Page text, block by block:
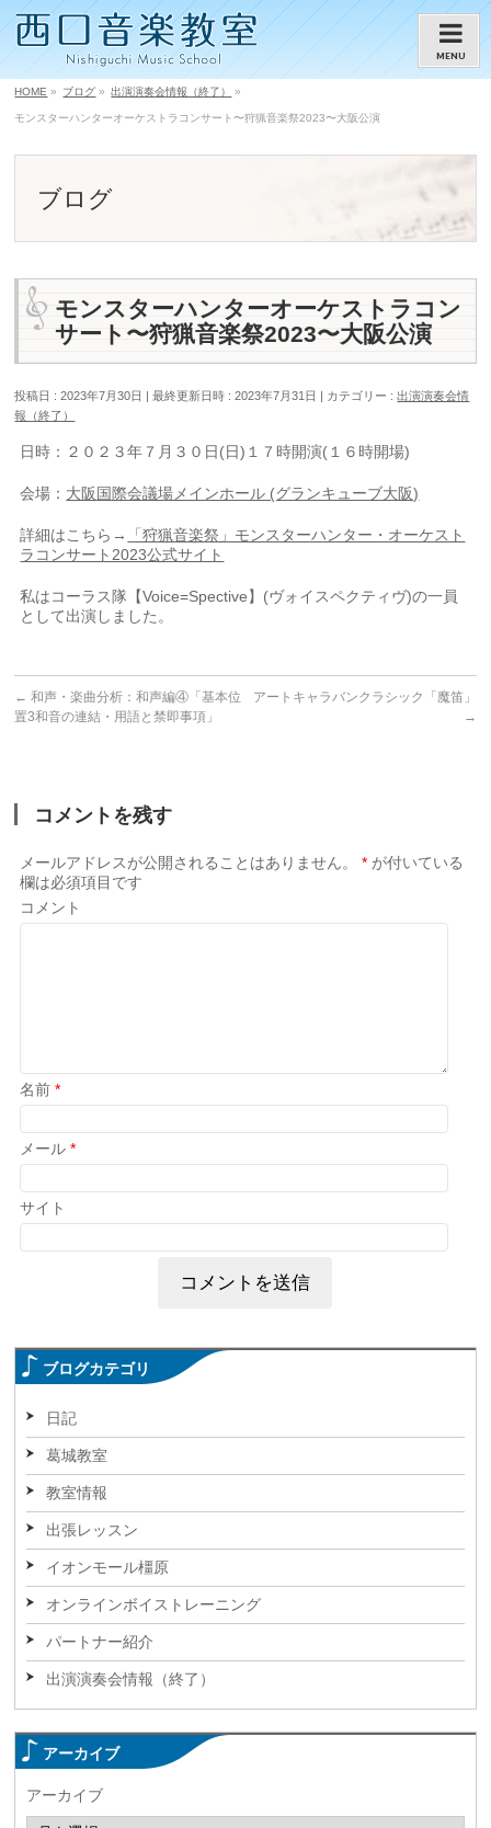
MENU
HOME » ブログ » 出演演奏会情報（終了） »
モンスターハンターオーケストラコンサート〜狩猟音楽祭2023〜大阪公演
ブログ
モンスターハンターオーケストラコン
サート〜狩猟音楽祭2023〜大阪公演
投稿日 : 2023年7月30日 最終更新日時 : 2023年7月31日 カテゴリー :出演演奏会情
報（終了）
日時：２０２３年７月３０日(日)１７時開演(１６時開場)
会場： 大阪国際会議場メインホール (グランキューブ大阪)
詳細はこちら→
「狩猟音楽祭」モンスターハンター・オーケスト
ラコンサート2023公式サイト
私はコーラス隊【Voice=Spective】(ヴォイスペクティヴ)の一員
として出演しました。
← 和声・楽曲分析：和声編④「基本位
置3和音の連結・用語と禁即事項」
アートキャラバンクラシック「魔笛」
→
コメントを残す
メールアドレスが公開されることはありません。 * が付いている
欄は必須項目です
コメント
名前*
メール*
サイト
ブログカテゴリ
日記
葛城教室
教室情報
出張レッスン
イオンモール橿原
オンラインボイストレーニング
パートナー紹介
出演演奏会情報（終了）
アーカイブ
アーカイブ